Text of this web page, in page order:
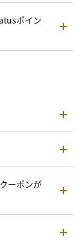
ポイン
ーポンが